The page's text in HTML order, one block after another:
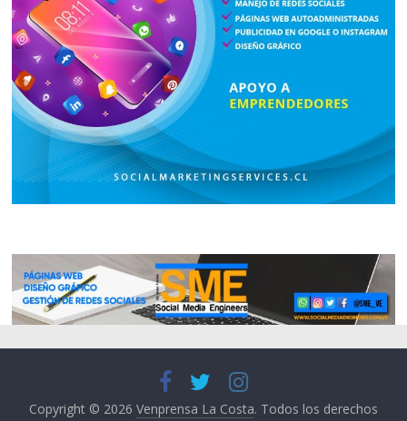
Copyright © 2026 Venprensa La Costa. Todos los derechos